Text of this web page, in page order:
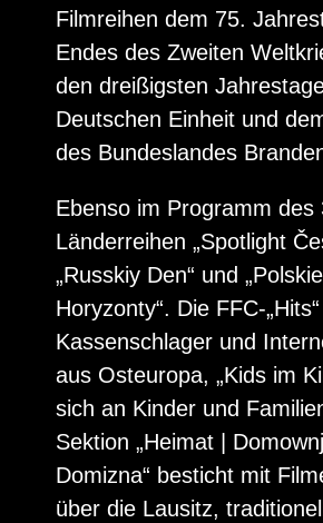
Filmreihen dem 75.
Endes des Zweiten
den dreißigsten
Deutschen Einheit und
des Bundeslandes
Ebenso im Programm des
Länderreihen „Spotlight
„Russkiy Den“ und „Polskie
Horyzonty“. Die FFC-
Kassenschlager und
aus Osteuropa, „Kids im
sich an Kinder und
Sektion „Heimat |
Domizna“ besticht mit
über die Lausitz,